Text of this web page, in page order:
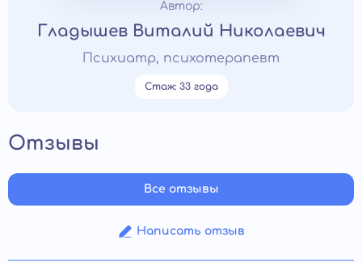
Автор:
Гладышев Виталий Николаевич
Психиатр, психотерапевт
Стаж: 33 года
Отзывы
Написать отзыв
Все отзывы